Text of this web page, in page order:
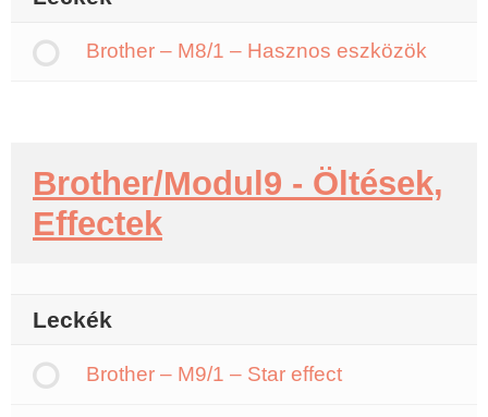
Brother – M8/1 – Hasznos eszközök
Brother/Modul9 - Öltések,
Effectek
Leckék
Brother – M9/1 – Star effect